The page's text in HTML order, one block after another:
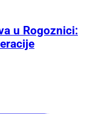
u Rogoznici: